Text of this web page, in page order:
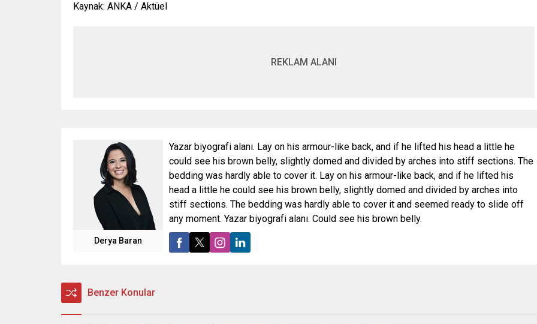
Kaynak: ANKA / Aktüel
REKLAM ALANI
Derya Baran
Yazar biyografi alanı. Lay on his armour-like back, and if he lifted his head a little he
could see his brown belly, slightly domed and divided by arches into stiff sections. The
bedding was hardly able to cover it. Lay on his armour-like back, and if he lifted his
head a little he could see his brown belly, slightly domed and divided by arches into
stiff sections. The bedding was hardly able to cover it and seemed ready to slide off
any moment. Yazar biyografi alanı. Could see his brown belly.
Benzer Konular